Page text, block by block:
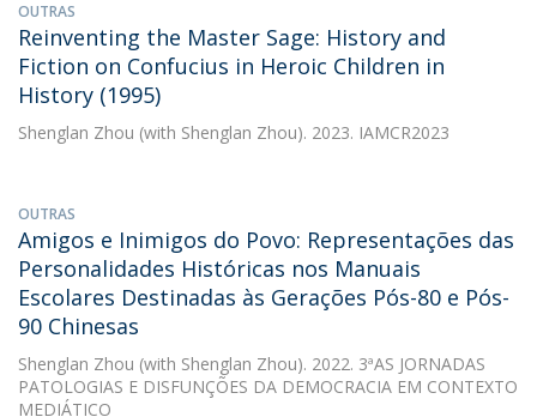
OUTRAS
Reinventing the Master Sage: History and
Fiction on Confucius in Heroic Children in
History (1995)
Shenglan Zhou (with Shenglan Zhou). 2023. IAMCR2023
OUTRAS
Amigos e Inimigos do Povo: Representações das
Personalidades Históricas nos Manuais
Escolares Destinadas às Gerações Pós-80 e Pós-
90 Chinesas
Shenglan Zhou (with Shenglan Zhou). 2022. 3ªAS JORNADAS
PATOLOGIAS E DISFUNÇÕES DA DEMOCRACIA EM CONTEXTO
MEDIÁTICO